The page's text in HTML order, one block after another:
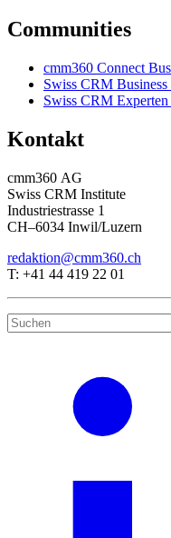
Communities
cmm360 Connect
Swiss CRM
Swiss CRM
Kontakt
cmm360 AG
Swiss CRM Institute
Industriestrasse 1
CH–6034 Inwil/Luzern
redaktion@cmm360.ch
T: +41 44 419 22 01